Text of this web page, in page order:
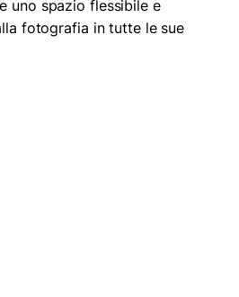
uno spazio flessibile e
fotografia in tutte le sue